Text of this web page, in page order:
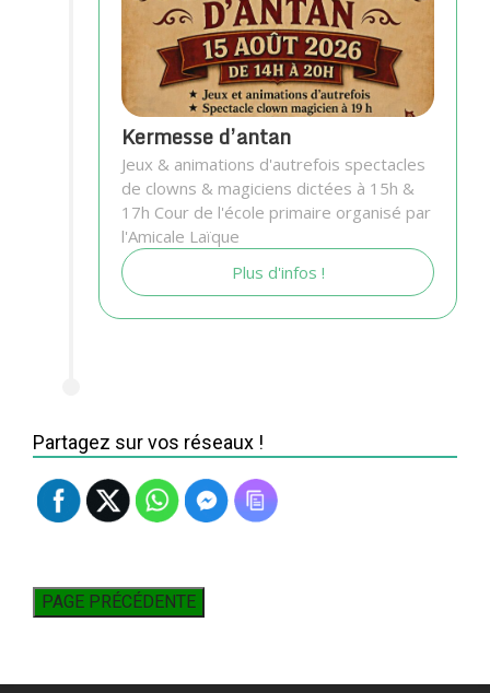
Kermesse d’antan
Jeux & animations d'autrefois spectacles
de clowns & magiciens dictées à 15h &
17h Cour de l'école primaire organisé par
l'Amicale Laïque
Plus d'infos !
Partagez sur vos réseaux !